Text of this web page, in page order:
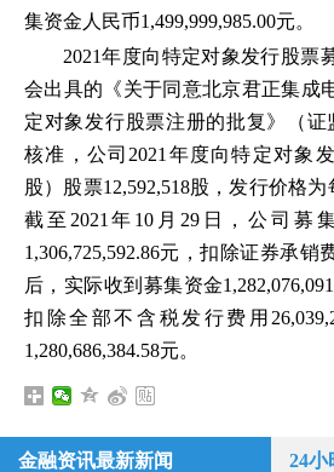
集资金人民币1,499,999,985.00元。
2021年度向特定对象发行股票
会出具的《关于同意北京君正集成
定对象发行股票注册的批复》（证
核准，公司2021年度向特定对象
股）股票12,592,518股，发行价格为
截至2021年10月29日，公司募
1,306,725,592.86元，扣除证券承销
后，实际收到募集资金
扣除全部不含税发行费用
1,280,686,384.58元。
金融资讯最新新闻 24小